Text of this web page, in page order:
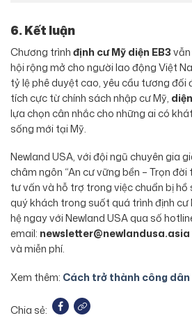
6. Kết luận
Chương trìnhđịnh cư Mỹ diện EB3
hội rộng mở cho người lao động Việt
tỷ lệ phê duyệt cao, yêu cầu tương đối
tích cực từ chính sách nhập cư Mỹ,
lựa chọn cân nhắc cho những ai có
sống mới tại Mỹ.
Newland USA, với đội ngũ chuyên gia
châm ngôn “An cư vững bền – Trọn đời
tư vấn và hỗ trợ trong việc chuẩn bị hồ
quý khách trong suốt quá trình định cư
hệ ngay với Newland USA qua số
email: newsletter@newlandusa.asia
và miễn phí.
Xem thêm: Cách trở thành công dân
Chia sẻ: